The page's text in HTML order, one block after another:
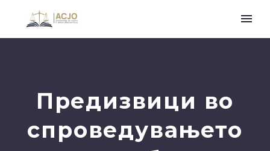
Предизвици во
спроведувањето